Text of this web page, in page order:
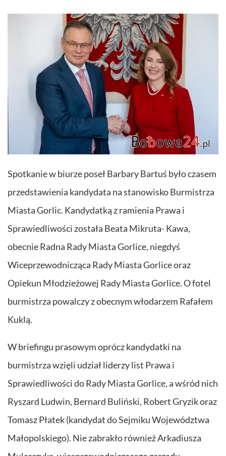
Spotkanie w biurze poseł Barbary Bartuś było czasem
przedstawienia kandydata na stanowisko Burmistrza
Miasta Gorlic. Kandydatką z ramienia Prawa i
Sprawiedliwości została Beata Mikruta- Kawa,
obecnie Radna Rady Miasta Gorlice, niegdyś
Wiceprzewodnicząca Rady Miasta Gorlice oraz
Opiekun Młodzieżowej Rady Miasta Gorlice. O fotel
burmistrza powalczy z obecnym włodarzem Rafałem
Kuklą.
W briefingu prasowym oprócz kandydatki na
burmistrza wzięli udział liderzy list Prawa i
Sprawiedliwości do Rady Miasta Gorlice, a wśród nich
Ryszard Ludwin, Bernard Buliński, Robert Gryzik oraz
Tomasz Płatek (kandydat do Sejmiku Województwa
Małopolskiego). Nie zabrakło również Arkadiusza